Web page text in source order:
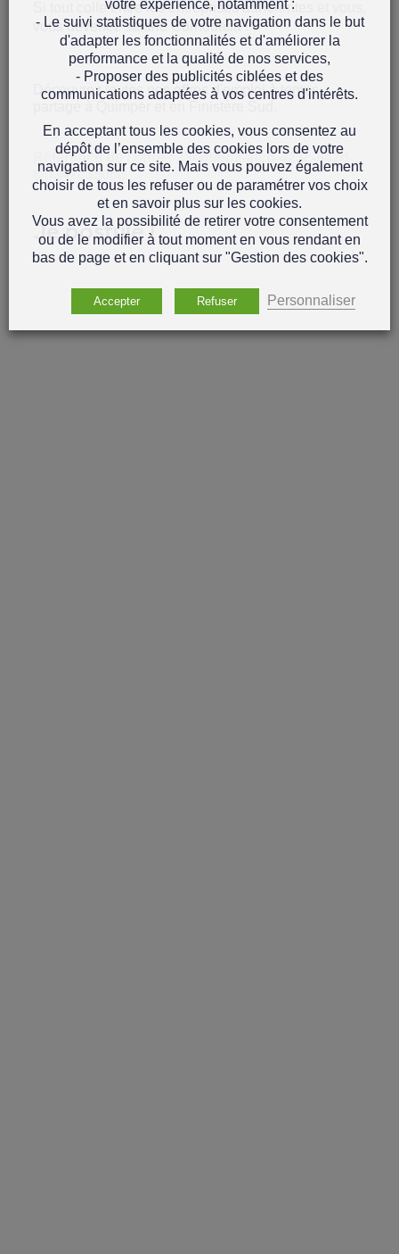
Si tout colle entre les entreprises adhérentes et vous,
vous devenez salarié Cornoualia !
Découvrez toutes nosoffres d'emploi à temps
partagé à Quimper et en Finistère Sud.
Référence de l'offre : 23ed96c3-afcd-425c-842d-
64f342c350cc
Je postule !
votre expérience, notamment :
- Le suivi statistiques de votre navigation dans le but
d'adapter les fonctionnalités et d'améliorer la
performance et la qualité de nos services,
- Proposer des publicités ciblées et des
communications adaptées à vos centres d'intérêts.
En acceptant tous les cookies, vous consentez au
dépôt de l’ensemble des cookies lors de votre
navigation sur ce site. Mais vous pouvez également
choisir de tous les refuser ou de paramétrer vos choix
et en savoir plus sur les cookies.
Vous avez la possibilité de retirer votre consentement
ou de le modifier à tout moment en vous rendant en
bas de page et en cliquant sur "Gestion des cookies".
Accepter Refuser Personnaliser